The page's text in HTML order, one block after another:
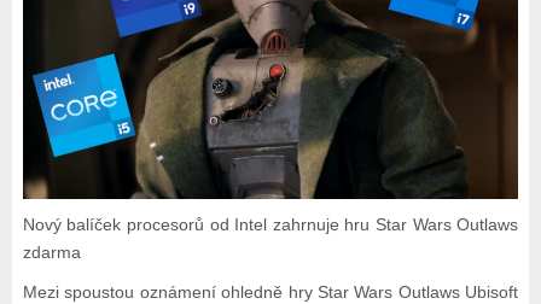
Nový balíček procesorů od Intel zahrnuje hru Star Wars Outlaws
zdarma
Mezi spoustou oznámení ohledně hry Star Wars Outlaws Ubisoft